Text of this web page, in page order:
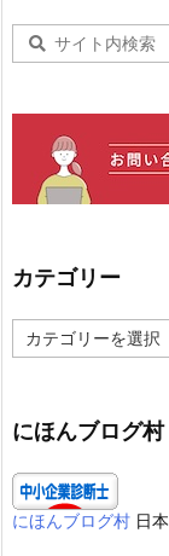
カテゴリー
テ
ー
にほんブログ村
にほんブログ村 日